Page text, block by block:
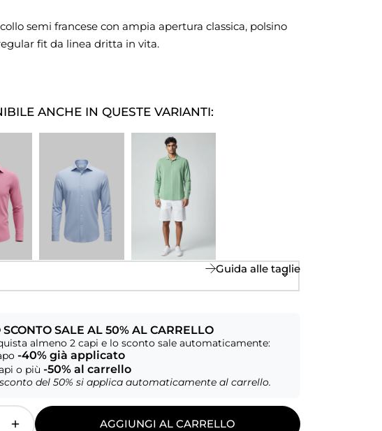
semi francese con ampia apertura classica, polsino
fit da linea dritta in vita.
ANCHE IN QUESTE VARIANTI:
Guida alle taglie
SCONTO SALE AL 50% AL CARRELLO
almeno 2 capi e lo sconto sale automaticamente:
-40% già applicato
o più -50% al carrello
del 50% si applica automaticamente al carrello.
AGGIUNGI AL CARRELLO